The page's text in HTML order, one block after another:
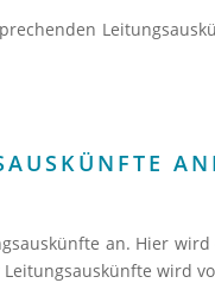
an. Hier
wird